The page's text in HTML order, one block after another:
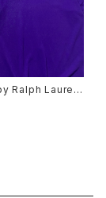
Ralph Lauren
ローレン 刺繍
ポニー パープ